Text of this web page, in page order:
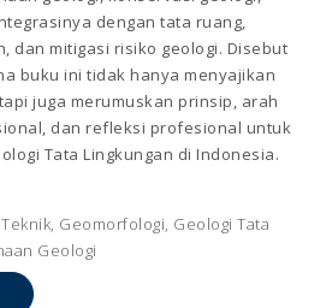
dengan tata ruang,
dan mitigasi risiko geologi. Disebut
buku ini tidak hanya menyajikan
juga merumuskan prinsip, arah
dan refleksi profesional untuk
Tata Lingkungan di Indonesia.
Geomorfologi, Geologi Tata
Geologi